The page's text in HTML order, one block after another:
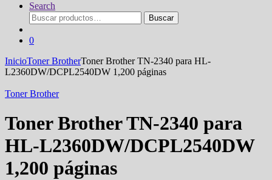
Search
Buscar
por:
Buscar
0
InicioToner BrotherToner Brother TN-2340 para HL-
L2360DW/DCPL2540DW 1,200 páginas
Toner Brother
Toner Brother TN-2340 para
HL-L2360DW/DCPL2540DW
1,200 páginas